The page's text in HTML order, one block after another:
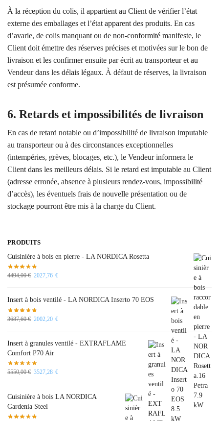
À la réception du colis, il appartient au Client de vérifier l’état
externe des emballages et l’état apparent des produits. En cas
d’avarie, de colis manquant ou de non-conformité manifeste, le
Client doit émettre des réserves précises et motivées sur le bon de
livraison et les confirmer ensuite par écrit au transporteur et au
Vendeur dans les délais légaux. À défaut de réserves, la livraison
est présumée conforme.
6. Retards et impossibilités de livraison
En cas de retard notable ou d’impossibilité de livraison imputable
au transporteur ou à des circonstances exceptionnelles
(intempéries, grèves, blocages, etc.), le Vendeur informera le
Client dans les meilleurs délais. Si le retard est imputable au Client
(adresse erronée, absence à plusieurs rendez-vous, impossibilité
d’accès), les éventuels frais de nouvelle présentation ou de
stockage pourront être mis à la charge du Client.
PRODUITS
Cuisinière à bois en pierre - LA NORDICA Rosetta
4494,00€ 2027,76 €
Insert à bois ventilé - LA NORDICA Inserto 70 EOS
3687,60€ 2002,20 €
Insert à granules ventilé - EXTRAFLAME
Comfort P70 Air
5550,00€ 3527,28 €
Cuisinière à bois LA NORDICA
Gardenia Steel